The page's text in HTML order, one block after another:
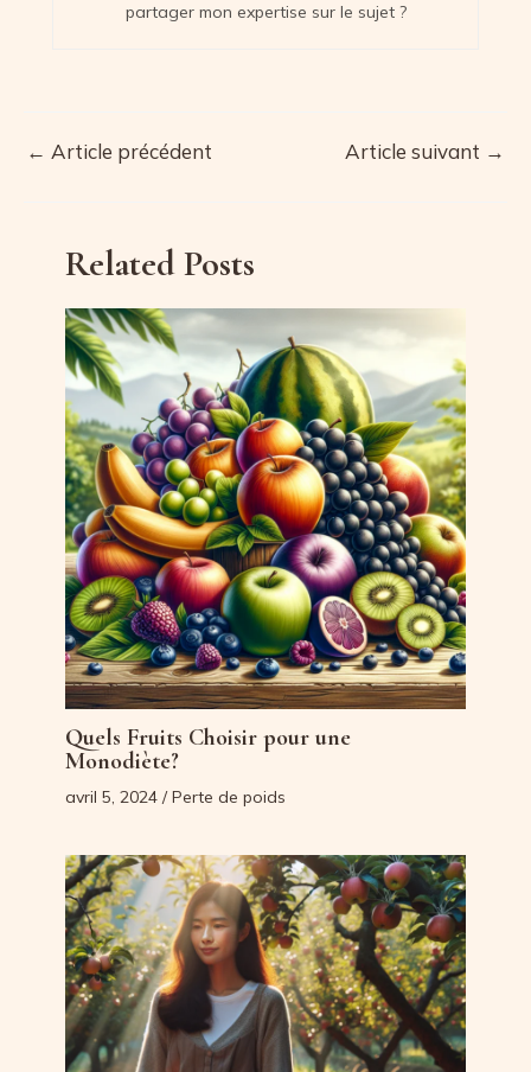
partager mon expertise sur le sujet ?
Navigation
← Article précédent Article suivant →
Related Posts
Quels Fruits Choisir pour une
Monodiète?
avril 5, 2024 /Perte de poids